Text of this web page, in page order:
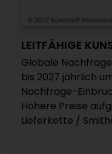
LEITFÄHIGE
Globale
bis 2027 jährlich
Nachfrage-
Höhere Preise
Lieferkette /